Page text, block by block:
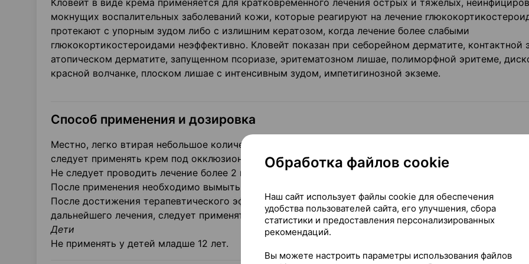
Кловейт в виде крема применяется для кратковременного лечения острых и тяжелых,
мокнущих воспалительных заболеваний кожи, которые реагируют на лечение
протекают с упорным зудом либо с излишним кератозом, когда лечение более слабыми
глюкокортикостероидами неэффективно. Кловейт показан при себорейном дерматите, контактной
атопическом дерматите, запущенном псориазе, эритематозном лишае, полиморфной эритеме,
красной волчанке, плоском лишае с интенсивным зудом, импетигинозной экземе.
Способ применения и дозировка
Местно, легко втирая небольшое количество крема на пораженную поверхность кожи, 1-2 раза в
следует применять крем под окклюзионной повязкой.
Не следует проводить лечение более 2 недель без перерыва.
После применения необходимо вымыть руки.
После достижения терапевтического эффекта, лечение необходимо прекратить. При необходимости
дальнейшего лечения, следует применять препараты, содержащие глюкокортикостероиды
Дети
Не применять у детей младше 12 лет.
Обработка файлов cookie
Наш сайт использует файлы cookie для обеспечения
удобства пользователей сайта, его улучшения, сбора
статистики и предоставления персонализированных
рекомендаций.
Вы можете настроить параметры использования файлов